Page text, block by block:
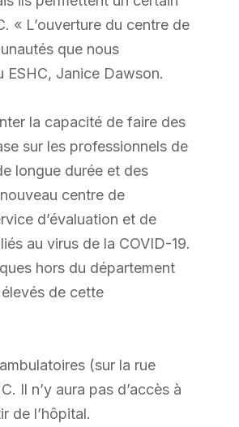
« L’ouverture du centre de
que nous
ESHC, Janice Dawson.
la capacité de faire des
sur les professionnels de
longue durée et des
centre de
d’évaluation et de
au virus de la COVID-19.
hors du département
de cette
(sur la rue
Il n’y aura pas d’accès à
de l’hôpital.